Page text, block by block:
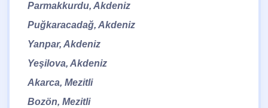
Parmakkurdu, Akdeniz
Puğkaracadağ, Akdeniz
Yanpar, Akdeniz
Yeşilova, Akdeniz
Akarca, Mezitli
Bozön, Mezitli